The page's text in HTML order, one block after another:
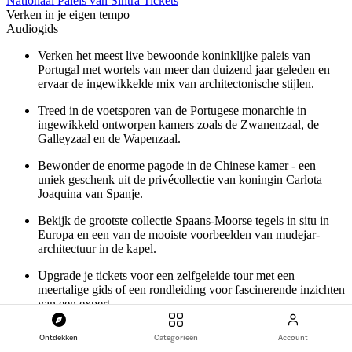
Ontdekken Categorieën Account
Verken in je eigen tempo
Audiogids
Verken het meest live bewoonde koninklijke paleis van
Portugal met wortels van meer dan duizend jaar geleden en
ervaar de ingewikkelde mix van architectonische stijlen.
Treed in de voetsporen van de Portugese monarchie in
ingewikkeld ontworpen kamers zoals de Zwanenzaal, de
Galleyzaal en de Wapenzaal.
Bewonder de enorme pagode in de Chinese kamer - een
uniek geschenk uit de privécollectie van koningin Carlota
Joaquina van Spanje.
Bekijk de grootste collectie Spaans-Moorse tegels in situ in
Europa en een van de mooiste voorbeelden van mudejar-
architectuur in de kapel.
Upgrade je tickets voor een zelfgeleide tour met een
meertalige gids of een rondleiding voor fascinerende inzichten
van een expert.